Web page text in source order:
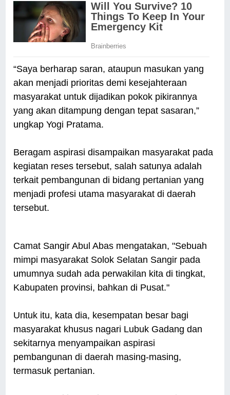
“Saya berharap saran, ataupun masukan yang
akan menjadi prioritas demi kesejahteraan
masyarakat untuk dijadikan pokok pikirannya
yang akan ditampung dengan tepat sasaran,”
ungkap Yogi Pratama.
Beragam aspirasi disampaikan masyarakat pada
kegiatan reses tersebut, salah satunya adalah
terkait pembangunan di bidang pertanian yang
menjadi profesi utama masyarakat di daerah
tersebut.
Camat Sangir Abul Abas mengatakan, "Sebuah
mimpi masyarakat Solok Selatan Sangir pada
umumnya sudah ada perwakilan kita di tingkat,
Kabupaten provinsi, bahkan di Pusat."
Untuk itu, kata dia, kesempatan besar bagi
masyarakat khusus nagari Lubuk Gadang dan
sekitarnya menyampaikan aspirasi
pembangunan di daerah masing-masing,
termasuk pertanian.